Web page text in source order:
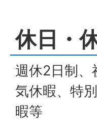
休日・
週休2日制、
気休暇、特
暇等